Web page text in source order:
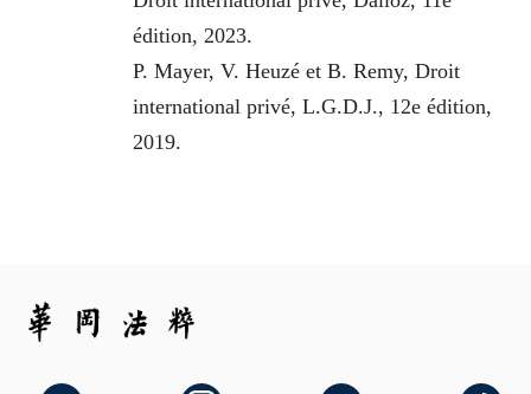
édition, 2023.
P. Mayer, V. Heuzé et B. Remy, Droit
international privé, L.G.D.J., 12e édition,
2019.